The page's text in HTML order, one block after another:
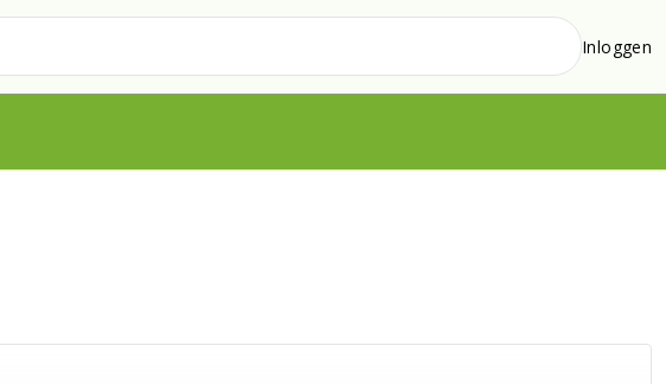
Inloggen